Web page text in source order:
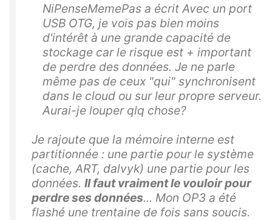
NiPenseMemePas a écrit Avec un port
USB OTG, je vois pas bien moins
d'intérêt à une grande capacité de
stockage car le risque est + important
de perdre des données. Je ne parle
même pas de ceux "qui" synchronisent
dans le cloud ou sur leur propre serveur.
Aurai-je louper qlq chose?
Je rajoute que la mémoire interne est
partitionnée : une partie pour le système
(cache, ART, dalvyk) une partie pour les
données. Il faut vraiment le vouloir pour
perdre ses données... Mon OP3 a été
flashé une trentaine de fois sans soucis.